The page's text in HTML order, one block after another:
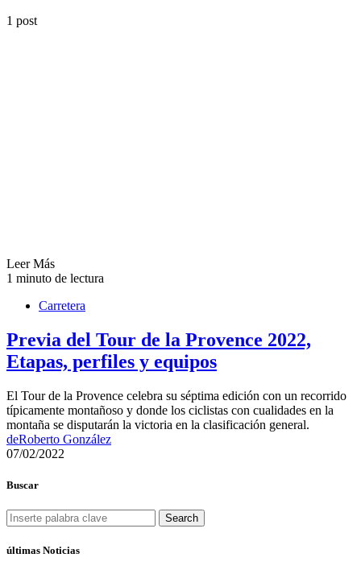
1 post
Leer Más
1 minuto de lectura
Carretera
Previa del Tour de la Provence 2022,
Etapas, perfiles y equipos
El Tour de la Provence celebra su séptima edición con un recorrido
típicamente montañoso y donde los ciclistas con cualidades en la
montaña se disputarán la victoria en la clasificación general.
deRoberto González
07/02/2022
Buscar
Search
últimas Noticias